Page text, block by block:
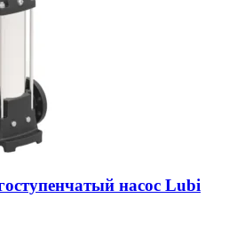
насос Lubi